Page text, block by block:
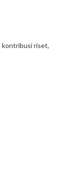
kontribusi riset,